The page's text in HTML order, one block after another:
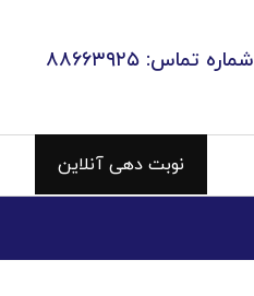
شماره تماس: ۸۸۶۶۳۹۲۵
نوبت دهی آنلاین